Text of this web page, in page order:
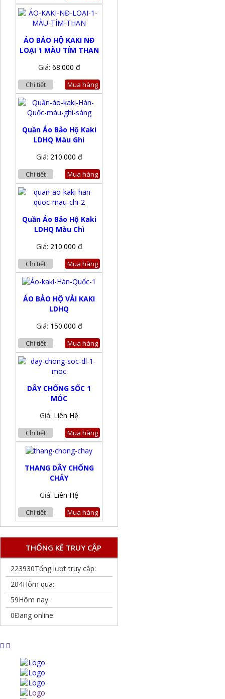
ÁO BẢO HỘ KAKI NĐ
LOẠI 1 MÀU TÍM THAN
Giá: 68.000 đ
Chi tiết Mua hàng
Quần Áo Bảo Hộ Kaki
LDHQ Màu Ghi
Giá: 210.000 đ
Chi tiết Mua hàng
Quần Áo Bảo Hộ Kaki
LDHQ Màu Chì
Giá: 210.000 đ
Chi tiết Mua hàng
ÁO BẢO HỘ VẢI KAKI
LDHQ
Giá: 150.000 đ
Chi tiết Mua hàng
DÂY CHỐNG SỐC 1
MÓC
Giá: Liên Hệ
Chi tiết Mua hàng
THANG DÂY CHỐNG
CHÁY
Giá: Liên Hệ
Chi tiết Mua hàng
THỐNG KÊ TRUY CẬP
223930Tổng lượt truy cập:
204Hôm qua:
59Hôm nay:
0Đang online: